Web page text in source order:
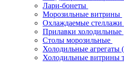
Лари-бонеты
Морозильные витрины
Охлаждаемые стеллажи
Прилавки холодильные
Столы морозильные
Холодильные агрегаты
Холодильные витрины